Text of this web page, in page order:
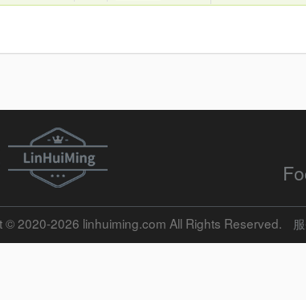
© 2020-2026 linhuiming.com All Rights Reserved.